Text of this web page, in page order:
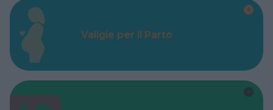
Valigie per il Parto